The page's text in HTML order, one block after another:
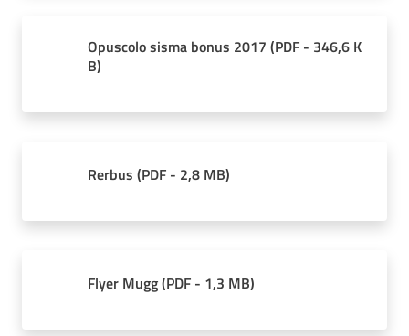
Opuscolo sisma bonus 2017 (PDF - 346,6 K
B)
Rerbus (PDF - 2,8 MB)
Flyer Mugg(PDF - 1,3 MB)